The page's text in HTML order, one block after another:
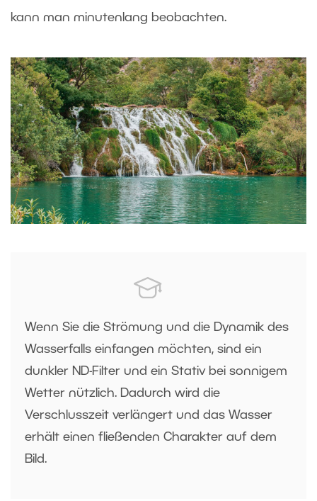
kann man minutenlang beobachten.
Wenn Sie die Strömung und die Dynamik des
Wasserfalls einfangen möchten, sind ein
dunkler ND-Filter und ein Stativ bei sonnigem
Wetter nützlich. Dadurch wird die
Verschlusszeit verlängert und das Wasser
erhält einen fließenden Charakter auf dem
Bild.